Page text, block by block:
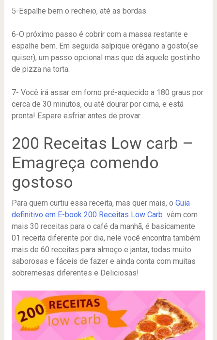
5-Espalhe bem o recheio, até as bordas.
6-O próximo passo é cobrir com a massa restante e
espalhe bem. Em seguida salpique orégano a gosto(se
quiser), um passo opcional mas que dá aquele gostinho
de pizza na torta.
7- Você irá assar em forno pré-aquecido a 180 graus por
cerca de 30 minutos, ou até dourar por cima, e está
pronta! Espere esfriar antes de provar.
200 Receitas Low carb –
Emagreça comendo
gostoso
Para quem curtiu essa receita, mas quer mais, o Guia
definitivo em E-book 200 Receitas Low Carb vêm com
mais 30 receitas para o café da manhã, é basicamente
01 receita diferente por dia, nele você encontra também
mais de 60 receitas para almoço e jantar, todas muito
saborosas e fáceis de fazer e ainda conta com muitas
sobremesas diferentes e Deliciosas!